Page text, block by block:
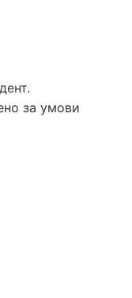
за умови